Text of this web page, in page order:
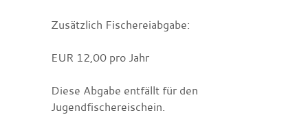
Zusätzlich Fischereiabgabe:
EUR 12,00 pro Jahr
Diese Abgabe entfällt für den
Jugendfischereischein.